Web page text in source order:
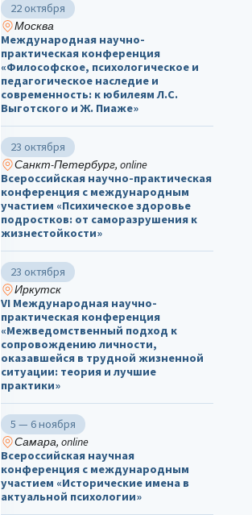
22 октября
Москва
Международная научно-
практическая конференция
«Философское, психологическое и
педагогическое наследие и
современность: к юбилеям Л.С.
Выготского и Ж. Пиаже»
23 октября
Санкт-Петербург, online
Всероссийская научно-практическая
конференция с международным
участием «Психическое здоровье
подростков: от саморазрушения к
жизнестойкости»
23 октября
Иркутск
VI Международная научно-
практическая конференция
«Межведомственный подход к
сопровождению личности,
оказавшейся в трудной жизненной
ситуации: теория и лучшие
практики»
5 — 6 ноября
Самара, online
Всероссийская научная
конференция с международным
участием «Исторические имена в
актуальной психологии»